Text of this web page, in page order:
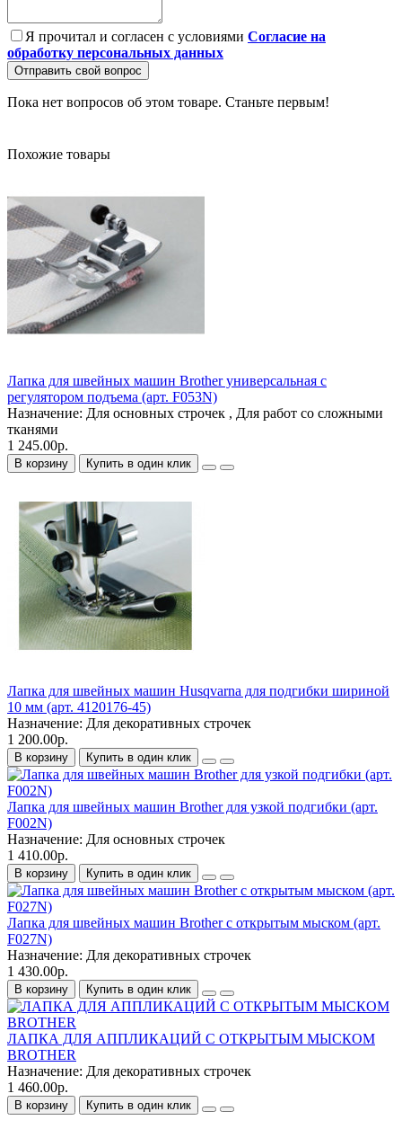
Я прочитал и согласен с условиями Согласие на
обработку персональных данных
Отправить свой вопрос
Пока нет вопросов об этом товаре. Станьте первым!
Похожие товары
Лапка для швейных машин Brother универсальная с
регулятором подъема (арт. F053N)
Назначение: Для основных строчек , Для работ со сложными
тканями
1 245.00р.
В корзину Купить в один клик
Лапка для швейных машин Husqvarna для подгибки шириной
10 мм (арт. 4120176-45)
Назначение: Для декоративных строчек
1 200.00р.
В корзину Купить в один клик
Лапка для швейных машин Brother для узкой подгибки (арт.
F002N)
Назначение: Для основных строчек
1 410.00р.
В корзину Купить в один клик
Лапка для швейных машин Brother с открытым мыском (арт.
F027N)
Назначение: Для декоративных строчек
1 430.00р.
В корзину Купить в один клик
ЛАПКА ДЛЯ АППЛИКАЦИЙ С ОТКРЫТЫМ МЫСКОМ
BROTHER
Назначение: Для декоративных строчек
1 460.00р.
В корзину Купить в один клик